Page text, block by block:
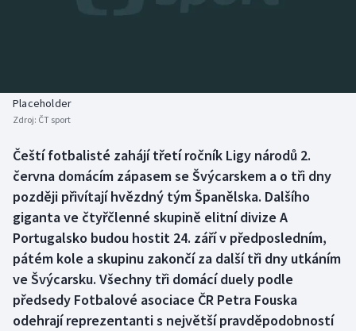
Boby a skeleton
Box
Curling
Dostihy
Florbal
Futsal
AZ kvíz
Placeholder
Zdroj: ČT sport
Čeští fotbalisté zahájí třetí ročník Ligy národů 2.
června domácím zápasem se Švýcarskem a o tři dny
později přivítají hvězdný tým Španělska. Dalšího
giganta ve čtyřčlenné skupině elitní divize A
Portugalsko budou hostit 24. září v předposledním,
pátém kole a skupinu zakončí za další tři dny utkáním
ve Švýcarsku. Všechny tři domácí duely podle
předsedy Fotbalové asociace ČR Petra Fouska
odehrají reprezentanti s největší pravděpodobností